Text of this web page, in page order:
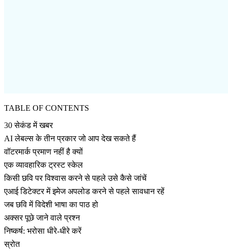
TABLE OF CONTENTS
30 सेकंड में खबर
AI लेबल्स के तीन प्रकार जो आप देख सकते हैं
वॉटरमार्क प्रमाण नहीं है क्यों
एक व्यावहारिक ट्रस्ट स्केल
किसी छवि पर विश्वास करने से पहले उसे कैसे जांचें
एआई डिटेक्टर में इमेज अपलोड करने से पहले सावधान रहें
जब छवि में विदेशी भाषा का पाठ हो
अक्सर पूछे जाने वाले प्रश्न
निष्कर्ष: भरोसा धीरे-धीरे करें
स्रोत